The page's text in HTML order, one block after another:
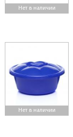
Нет в наличии
Нет в наличии